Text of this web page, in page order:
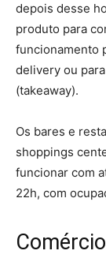
depois desse
produto para
funcionamento
delivery ou
(takeaway).
Os bares e
shoppings
funcionar com
22h, com